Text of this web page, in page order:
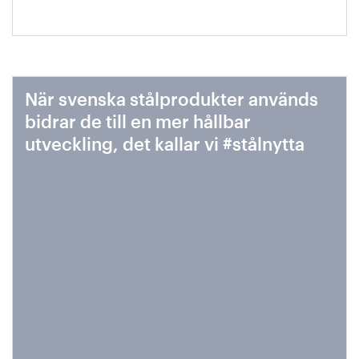
När svenska stålprodukter används
bidrar de till en mer hållbar
utveckling, det kallar vi #stålnytta